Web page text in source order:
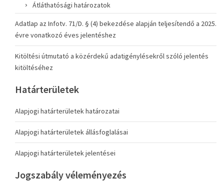
Átláthatósági határozatok
Adatlap az Infotv. 71/D. § (4) bekezdése alapján teljesítendő a 2025.
évre vonatkozó éves jelentéshez
Kitöltési útmutató a közérdekű adatigénylésekről szóló jelentés
kitöltéséhez
Határterületek
Alapjogi határterületek határozatai
Alapjogi határterületek állásfoglalásai
Alapjogi határterületek jelentései
Jogszabály véleményezés